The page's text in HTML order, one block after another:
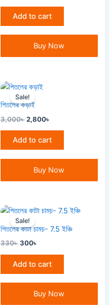
Add to cart
Buy Now
Sale!
পিতলের কড়াই
3,000৳
Original
price
was:
3,000৳ .
2,800৳
Add to cart
Buy Now
Sale!
পিতলের কাটা চামচ- 7.5 ইঞ্চি
330৳
Original
price
was:
330৳ .
300৳
Current
is:
300৳ .
Add to cart
Buy Now